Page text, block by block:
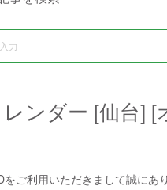
ンダー [仙台] [
をご利用いただきまして誠にあ